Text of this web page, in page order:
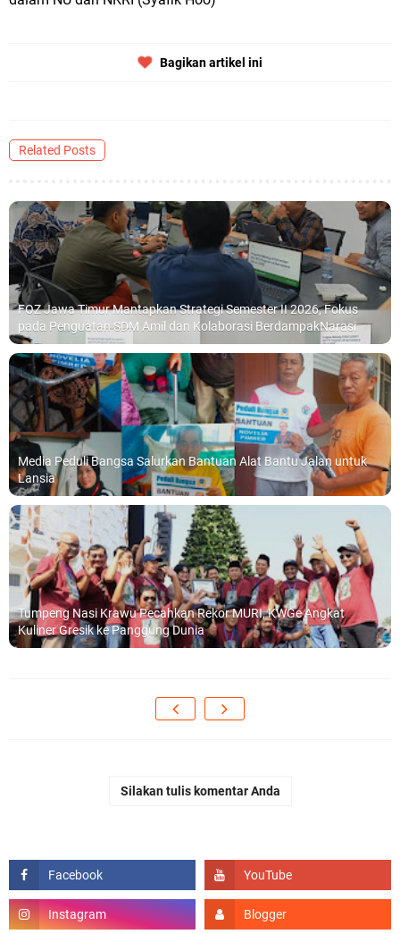
Bagikan artikel ini
Related Posts
FOZ Jawa Timur Mantapkan Strategi Semester II 2026, Fokus
pada Penguatan SDM Amil dan Kolaborasi BerdampakNarasi
Media Peduli Bangsa Salurkan Bantuan Alat Bantu Jalan untuk
Lansia
Tumpeng Nasi Krawu Pecahkan Rekor MURI, KWGe Angkat
Kuliner Gresik ke Panggung Dunia
Silakan tulis komentar Anda